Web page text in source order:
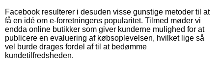
Facebook resulterer i desuden visse gunstige metoder til at
få en idé om e-forretningens popularitet. Tilmed møder vi
endda online butikker som giver kunderne mulighed for at
publicere en evaluering af købsoplevelsen, hvilket lige så
vel burde drages fordel af til at bedømme
kundetilfredsheden.